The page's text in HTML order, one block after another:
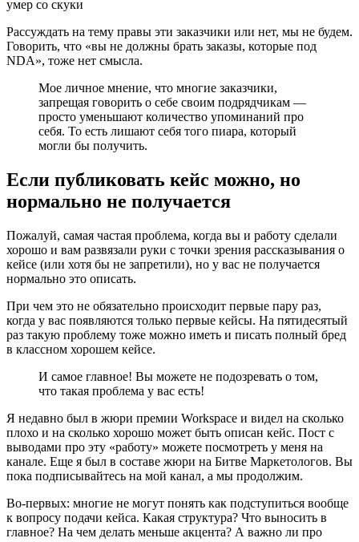
Рассуждать на тему правы эти заказчики или нет, мы не будем.
Говорить, что «вы не должны брать заказы, которые под
NDA», тоже нет смысла.
Мое личное мнение, что многие заказчики,
запрещая говорить о себе своим подрядчикам —
просто уменьшают количество упоминаний про
себя. То есть лишают себя того пиара, который
могли бы получить.
Если публиковать кейс можно, но
нормально не получается
Пожалуй, самая частая проблема, когда вы и работу сделали
хорошо и вам развязали руки с точки зрения рассказывания о
кейсе (или хотя бы не запретили), но у вас не получается
нормально это описать.
При чем это не обязательно происходит первые пару раз,
когда у вас появляются только первые кейсы. На пятидесятый
раз такую проблему тоже можно иметь и писать полный бред
в классном хорошем кейсе.
И самое главное! Вы можете не подозревать о том,
что такая проблема у вас есть!
Я недавно был в жюри премии Workspace и видел на сколько
плохо и на сколько хорошо может быть описан кейс. Пост с
выводами про эту «работу» можете посмотреть у меня на
канале. Еще я был в составе жюри на Битве Маркетологов. Вы
пока подписывайтесь на мой канал, а мы продолжим.
Во-первых: многие не могут понять как подступиться вообще
к вопросу подачи кейса. Какая структура? Что выносить в
главное? На чем делать меньше акцента? А важно ли про